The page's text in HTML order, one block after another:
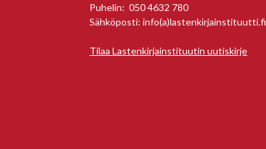
Puhelin: 050 4632 780
Sähköposti: info(a)lastenkirjainstituutti.fi
Tilaa Lastenkirjainstituutin uutiskirje